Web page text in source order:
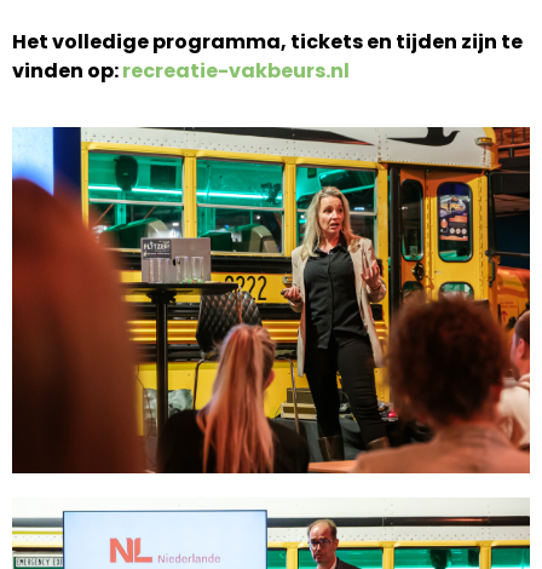
Het volledige programma, tickets en tijden zijn te
vinden op:recreatie-vakbeurs.nl